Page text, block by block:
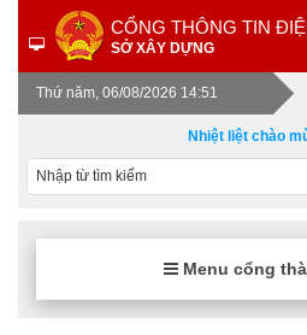
CỔNG THÔNG TIN
SỞ XÂY DỰNG
Thứ năm, 06/08/2026 14:51
Nhiệt liệt chào
Menu cổng